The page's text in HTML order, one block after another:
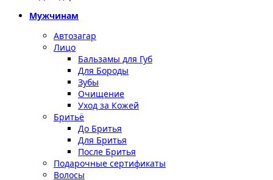
Мужчинам
Автозагар
Лицо
Бальзамы для Губ
Для Бороды
Зубы
Очищение
Уход за Кожей
Бритьё
До Бритья
Для Бритья
После Бритья
Подарочные сертификаты
Волосы